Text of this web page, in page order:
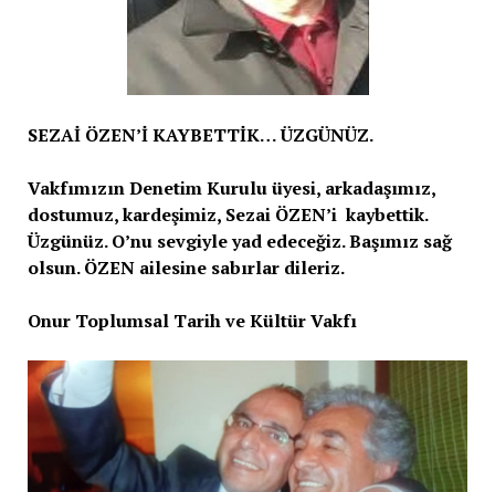
SEZAİ ÖZEN’İ KAYBETTİK… ÜZGÜNÜZ.
Vakfımızın Denetim Kurulu üyesi, arkadaşımız,
dostumuz, kardeşimiz, Sezai ÖZEN’i kaybettik.
Üzgünüz. O’nu sevgiyle yad edeceğiz. Başımız sağ
olsun. ÖZEN ailesine sabırlar dileriz.
Onur Toplumsal Tarih ve Kültür Vakfı